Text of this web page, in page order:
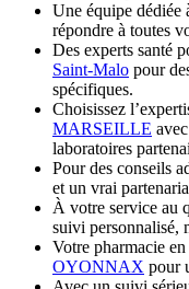
Une équipe dédiée
répondre à toutes
Des experts santé
Saint-Malo pour
spécifiques.
Choisissez
MARSEILLE
laboratoires
Pour des conseils
et un vrai
À votre service au
suivi personnalisé,
Votre pharmacie
OYONNAX pour